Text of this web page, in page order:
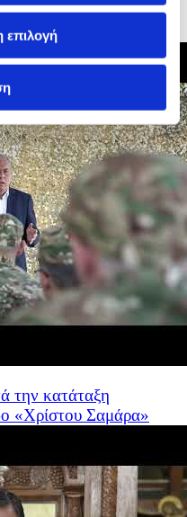
επιλογή
σπατάλη, λέει στο
την κατάταξη
«Χρίστου Σαμάρα»